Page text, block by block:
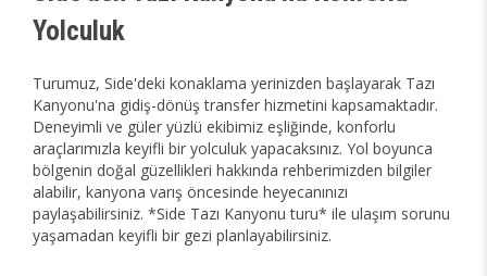
Yolculuk
Turumuz, Side'deki konaklama yerinizden başlayarak Tazı
Kanyonu'na gidiş-dönüş transfer hizmetini kapsamaktadır.
Deneyimli ve güler yüzlü ekibimiz eşliğinde, konforlu
araçlarımızla keyifli bir yolculuk yapacaksınız. Yol boyunca
bölgenin doğal güzellikleri hakkında rehberimizden bilgiler
alabilir, kanyona varış öncesinde heyecanınızı
paylaşabilirsiniz. *Side Tazı Kanyonu turu* ile ulaşım sorunu
yaşamadan keyifli bir gezi planlayabilirsiniz.